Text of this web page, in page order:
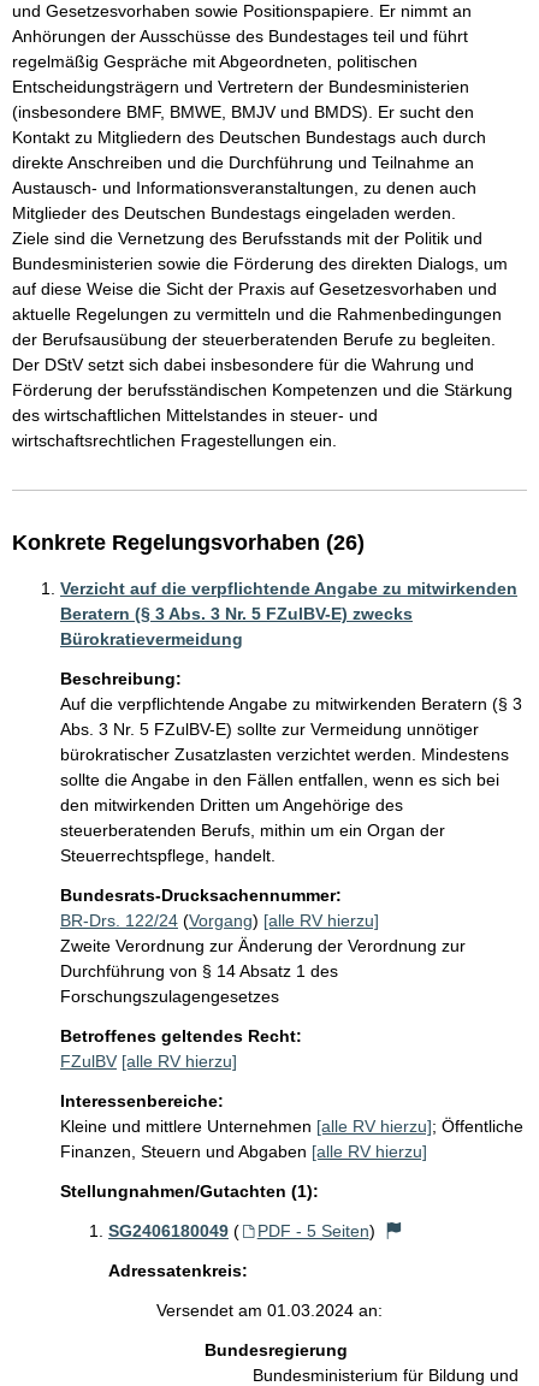
und Gesetzesvorhaben sowie Positionspapiere. Er nimmt an
Anhörungen der Ausschüsse des Bundestages teil und führt
regelmäßig Gespräche mit Abgeordneten, politischen
Entscheidungsträgern und Vertretern der Bundesministerien
(insbesondere BMF, BMWE, BMJV und BMDS). Er sucht den
Kontakt zu Mitgliedern des Deutschen Bundestags auch durch
direkte Anschreiben und die Durchführung und Teilnahme an
Austausch- und Informationsveranstaltungen, zu denen auch
Mitglieder des Deutschen Bundestags eingeladen werden.
Ziele sind die Vernetzung des Berufsstands mit der Politik und
Bundesministerien sowie die Förderung des direkten Dialogs, um
auf diese Weise die Sicht der Praxis auf Gesetzesvorhaben und
aktuelle Regelungen zu vermitteln und die Rahmenbedingungen
der Berufsausübung der steuerberatenden Berufe zu begleiten.
Der DStV setzt sich dabei insbesondere für die Wahrung und
Förderung der berufsständischen Kompetenzen und die Stärkung
des wirtschaftlichen Mittelstandes in steuer- und
Konkrete Regelungsvorhaben (26)
Verzicht auf die verpflichtende Angabe zu mitwirkenden
Beratern (§ 3 Abs. 3 Nr. 5 FZulBV-E) zwecks
Bürokratievermeidung
Beschreibung:
Auf die verpflichtende Angabe zu mitwirkenden Beratern (§ 3
Abs. 3 Nr. 5 FZulBV-E) sollte zur Vermeidung unnötiger
bürokratischer Zusatzlasten verzichtet werden. Mindestens
sollte die Angabe in den Fällen entfallen, wenn es sich bei
den mitwirkenden Dritten um Angehörige des
steuerberatenden Berufs, mithin um ein Organ der
Steuerrechtspflege, handelt.
Bundesrats-Drucksachennummer:
BR-Drs. 122/24 (Vorgang) [alle RV hierzu]
Zweite Verordnung zur Änderung der Verordnung zur
Durchführung von § 14 Absatz 1 des
Forschungszulagengesetzes
Betroffenes geltendes Recht:
FZulBV [alle RV hierzu]
Interessenbereiche:
Kleine und mittlere Unternehmen [alle RV hierzu]; Öffentliche
Finanzen, Steuern und Abgaben [alle RV hierzu]
Stellungnahmen/Gutachten (1):
SG2406180049 ( PDF - 5 Seiten)
Adressatenkreis:
Versendet am 01.03.2024 an:
Bundesregierung
Bundesministerium für Bildung und